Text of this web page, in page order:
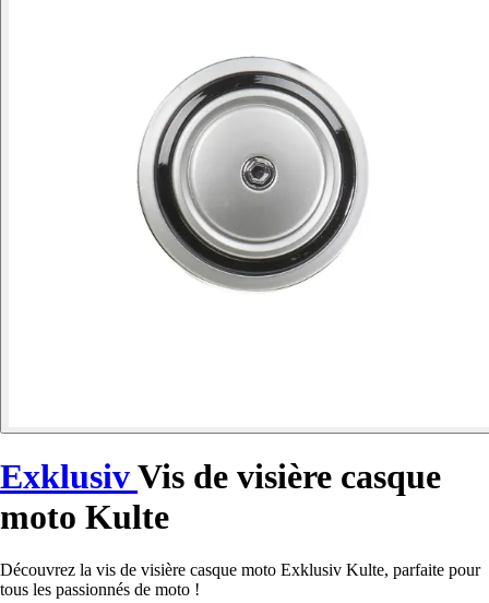
ExklusivVis de visière casque
moto Kulte
Découvrez la vis de visière casque moto Exklusiv Kulte, parfaite pour
tous les passionnés de moto !